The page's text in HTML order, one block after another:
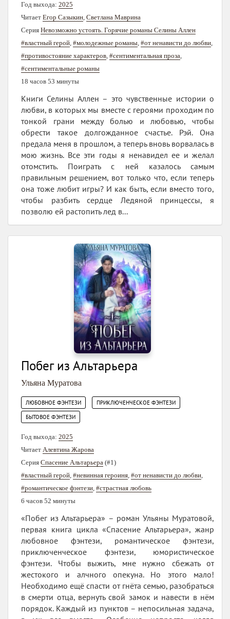
Год выхода: 2025
Читает Егор Сазыкин Светлана Маврина
Серия Невозможно устоять. Горячие романы Селины Аллен
#властный герой #молодежные романы #от ненависти до любви
#противостояние характеров #сентиментальная проза
#сентиментальные романы
18 часов 53 минуты
Книги Селины Аллен – это чувственные истории о
любви, в которых мы вместе с героями проходим по
тонкой грани между болью и любовью, чтобы
обрести такое долгожданное счастье. Рэй. Она
предала меня в прошлом, а теперь вновь ворвалась в
мою жизнь. Все эти годы я ненавидел ее и желал
отомстить. Поиграть с ней казалось самым
правильным решением, вот только что, если теперь
она тоже любит игры? И как быть, если вместо того,
чтобы разбить сердце Ледяной принцессы, я
позволю ей растопить лед в...
Побег из Альтарьера
Ульяна Муратова
ЛЮБОВНОЕ ФЭНТЕЗИ ПРИКЛЮЧЕНЧЕСКОЕ ФЭНТЕЗИ
БЫТОВОЕ ФЭНТЕЗИ
Год выхода: 2025
Читает Алевтина Жарова
Серия Спасение Альтарьера (#1)
#властный герой, #невинная героиня, #от ненависти до любви,
#романтическое фэнтези, #страстная любовь
6 часов 52 минуты
«Побег из Альтарьера» – роман Ульяны Муратовой,
первая книга цикла «Спасение Альтарьера», жанр
любовное фэнтези, романтическое фэнтези,
приключенческое фэнтези, юмористическое
фэнтези. Чтобы выжить, мне нужно сбежать от
жестокого и алчного опекуна. Но этого мало!
Необходимо ещё спасти от гнёта семью, разобраться
в смерти отца, вернуть свой замок и навести в нём
порядок. Каждый из пунктов – непосильная задача,